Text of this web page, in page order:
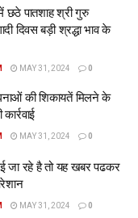
छठे पातशाह श्री गुरु
दिवस बड़ी श्रद्धा भाव के
MAY 31, 2024 0
की शिकायतें मिलने के
MAY 31, 2024 0
जा रहे है तो यह खबर पढकर
MAY 31, 2024 0